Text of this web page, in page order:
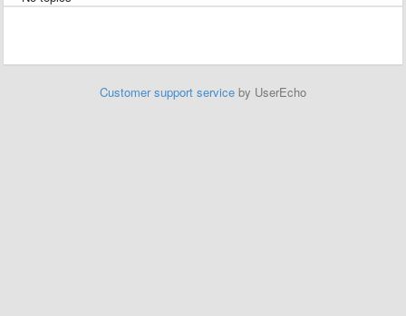
Customer support service by UserEcho